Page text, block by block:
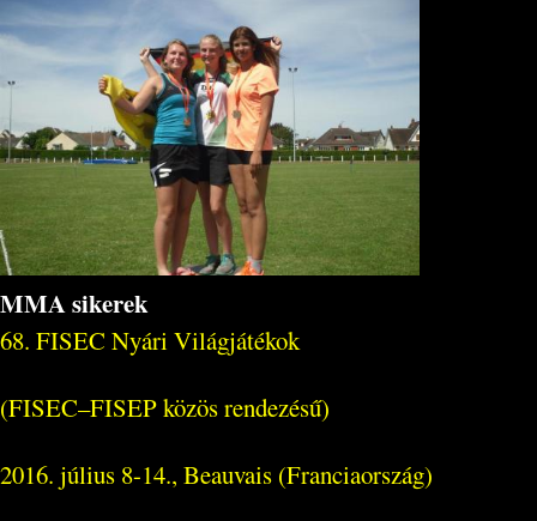
MMA sikerek
68. FISEC Nyári Világjátékok
(FISEC–FISEP közös rendezésű)
2016. július 8-14., Beauvais (Franciaország)